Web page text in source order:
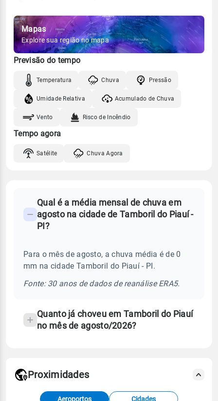
Mapas
Explore sua região no mapa
Previsão do tempo
Temperatura Chuva Pressão
Umidade Relativa Acumulado de Chuva
Vento Risco de Incêndio
Tempo agora
Satélite Chuva Agora
Perguntas
frequentes
chuva
temperatura
Qual é a média mensal de chuva em
agosto na cidade de Tamboril do Piauí -
PI?
Para o mês de agosto, a chuva média é de 0
mm na cidade Tamboril do Piauí - PI.
Fonte: 30 anos de dados de reanálise ERA5.
Quanto já choveu em Tamboril do Piauí
no mês de agosto/2026?
Fonte: dados combinados de estações
Proximidades
Aeroportos Cidades